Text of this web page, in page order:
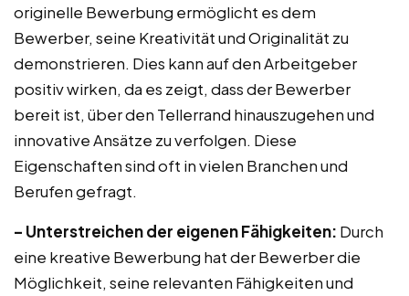
originelle Bewerbung ermöglicht es dem
Bewerber, seine Kreativität und Originalität zu
demonstrieren. Dies kann auf den Arbeitgeber
positiv wirken, da es zeigt, dass der Bewerber
bereit ist, über den Tellerrand hinauszugehen und
innovative Ansätze zu verfolgen. Diese
Eigenschaften sind oft in vielen Branchen und
Berufen gefragt.
– Unterstreichen der eigenen Fähigkeiten: Durch
eine kreative Bewerbung hat der Bewerber die
Möglichkeit, seine relevanten Fähigkeiten und